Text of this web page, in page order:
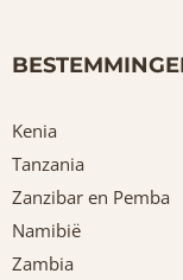
Kenia
Tanzania
Zanzibar en Pemba
Namibië
Zambia